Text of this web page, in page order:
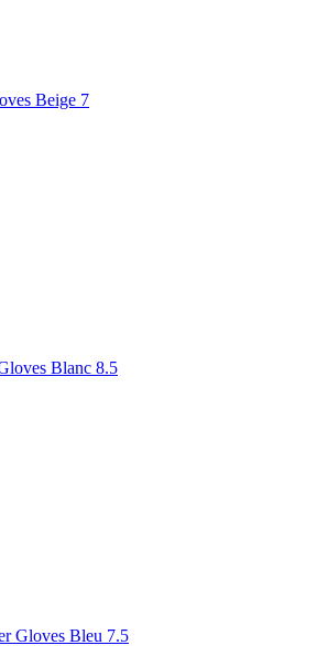
Beige 7
Blanc 8.5
Gloves Bleu 7.5